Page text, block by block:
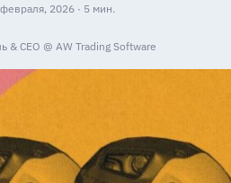
2026 · 5 мин.
& CEO @ AW Trading Software